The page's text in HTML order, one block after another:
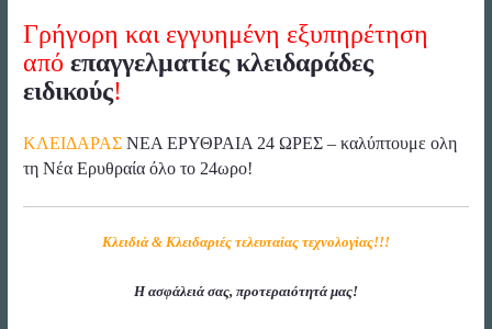
Γρήγορη και εγγυημένη εξυπηρέτηση
απόεπαγγελματίες κλειδαράδες
ειδικούς!
ΚΛΕΙΔΑΡΑΣ ΝΕΑ ΕΡΥΘΡΑΙΑ 24 ΩΡΕΣ – καλύπτουμε ολη
τη Νέα Ερυθραία όλο το 24ωρο!
Κλειδιά & Κλειδαριές τελευταίας τεχνολογίας!!!
Η ασφάλειά σας, προτεραιότητά μας!